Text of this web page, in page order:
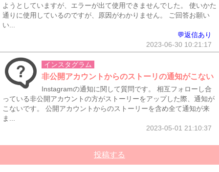
ようとしていますが、エラーが出て使用できませんでした。 使いかた
通りに使用しているのですが、原因がわかりません。 ご回答お願い
い...
💬返信あり
2023-06-30 10:21:17
インスタグラム
非公開アカウントからのストーリの通知がこない
Instagramの通知に関して質問です。 相互フォローし合
っている非公開アカウントの方がストーリーをアップした際、通知が
こないです。 公開アカウントからのストーリーを含め全て通知が来
ま...
2023-05-01 21:10:37
投稿する